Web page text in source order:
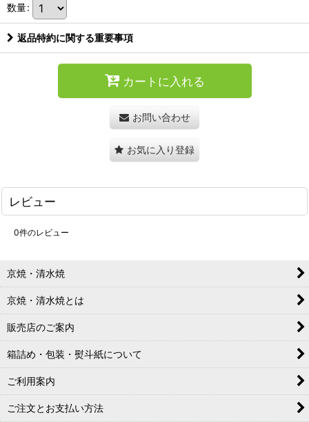
数量:
返品特約に関する重要事項
カートに入れる
お問い合わせ
お気に入り登録
レビュー
0件のレビュー
京焼・清水焼
京焼・清水焼とは
販売店のご案内
箱詰め・包装・熨斗紙について
ご利用案内
ご注文とお支払い方法